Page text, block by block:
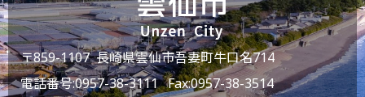
〒859-1107 長崎県雲仙市吾妻町牛口名714
電話番号:0957-38-3111Fax:0957-38-3514